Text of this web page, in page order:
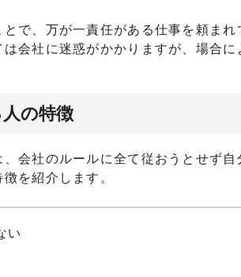
で、万が一責任がある仕事を頼まれ
会社に迷惑がかかりますが、場合に
の特徴
会社のルールに全て従おうとせず自
を紹介します。
い